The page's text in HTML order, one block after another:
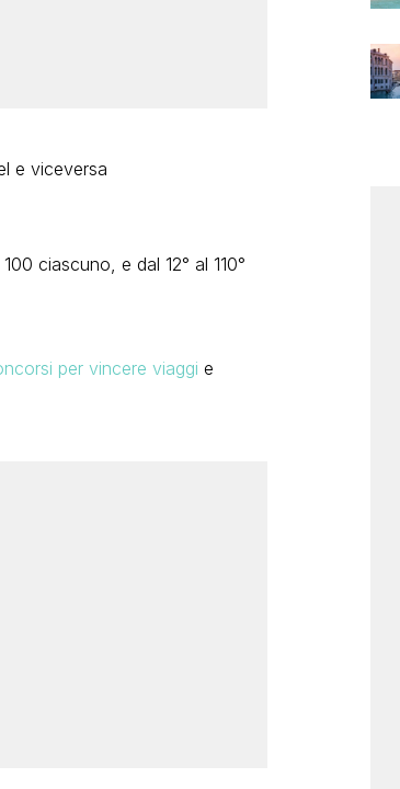
e viceversa
ciascuno, e dal 12° al 110°
per vincere viaggi e